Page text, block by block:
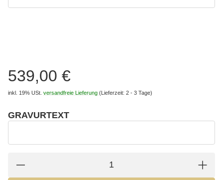
539,00 €
inkl. 19% USt. versandfreie Lieferung (Lieferzeit: 2 - 3 Tage)
GRAVURTEXT